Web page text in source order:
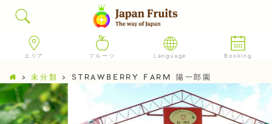
エリア フルーツ Language Booking
>未分類 >STRAWBERRY FARM 陽一郎園